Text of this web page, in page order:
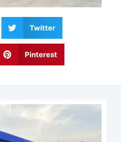
Twitter
Pinterest